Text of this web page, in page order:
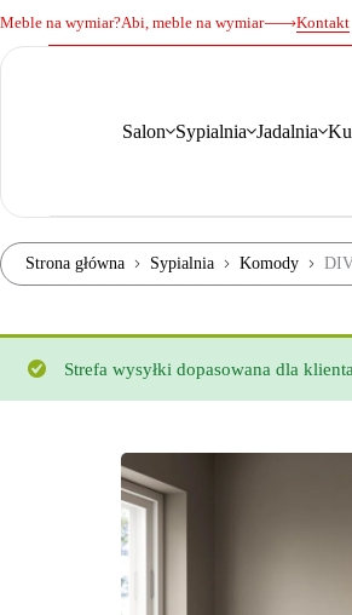
Meble na wymiar?Abi, meble na wymiar Kontakt
Salon Sypialnia Jadalnia
Strona główna Sypialnia Komody
Strefa wysyłki dopasowana dla